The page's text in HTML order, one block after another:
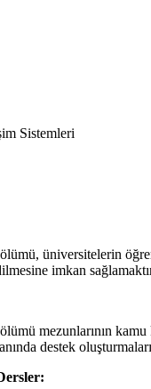
Sistemleri
üniversitelerin
imkan
mezunlarının kamu
destek